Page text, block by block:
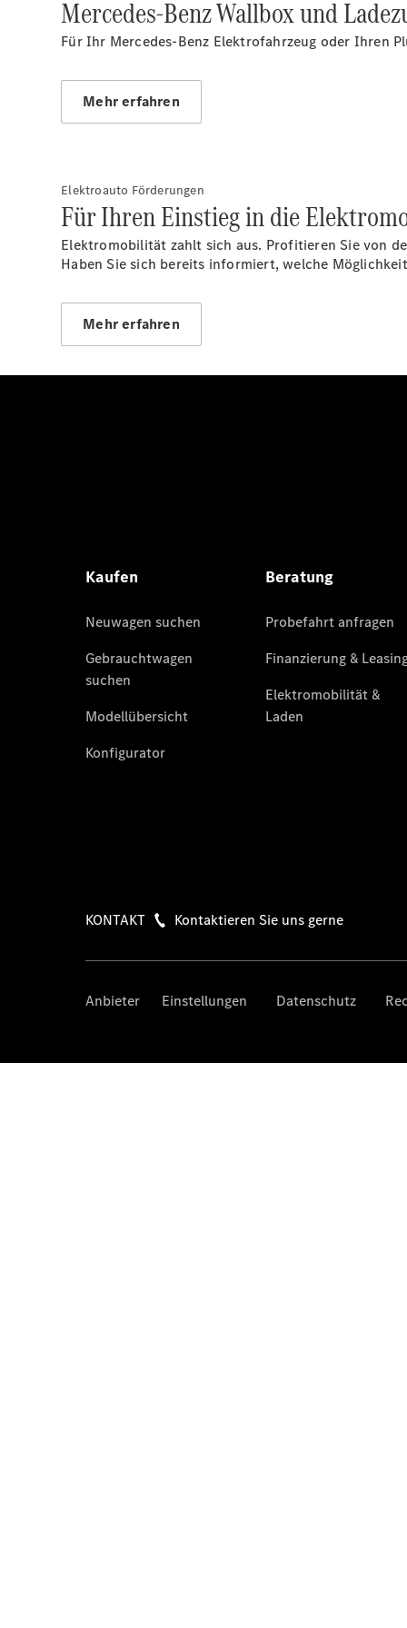
Mercedes-Benz Wallbox und
Für Ihr Mercedes-Benz Elektrofahrzeug oder Ihren
Mehr erfahren
Elektroauto Förderungen
Für Ihren Einstieg in die
Elektromobilität zahlt sich aus. Profitieren Sie von
Haben Sie sich bereits informiert, welche
Mehr erfahren